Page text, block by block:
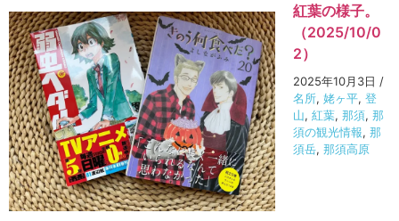
紅葉の様子。
（2025/10/0
2）
2025年10月3日 /
名所,姥ヶ平,登
山,紅葉,那須,那
須の観光情報,那
須岳,那須高原